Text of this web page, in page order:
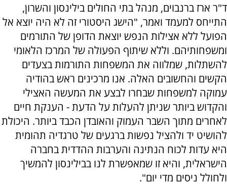
ד"ר ארז ברנבוים, מנהל בתי החולים בילינסון והשרון,
התייחס למעמד ואמר, "הישג היסטורי זה לא היה יוצא אל
הפועל ללא אצילות הנפש יוצאת הדופן של התורמים
ומשפחותיהם. וללא שיתוף הפעולה של המרכז הלאומי
להשתלות, שמלווה את המשפחות התורמות בצעדים
הקשים והחשובים האלה. אנו מרכינים ראש בהודיה
עמוקה למשפחות שבחרו לבצע את המעשה האצילי
והקדוש ביותר שניתן להעלות על הדעת - הענקת חיים
לאחרים מתוך השבר העמוק והאובדן הכבד ביותר. היכולת
להושיט יד ולהציל נפשות ברגעים של טרגדיה תהומית
היא עדות לכוח הנתינה והערבות ההדדית בחברה
הישראלית, והיא זו שמאפשרת לנו בבילינסון להמשיך
ולחולל ניסים מדי יום".